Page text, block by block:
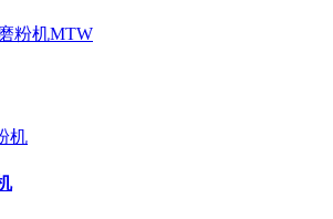
粉机MTW